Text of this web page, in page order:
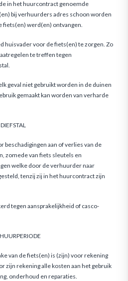
in het huur­contract genoemde
bij verhuurders adres schoon worden
fiets(en) werd(en) ontvangen.
huisvader voor de fiets(en) te zorgen. Zo
te treffen tegen
geval niet gebruikt worden in de duinen
gemaakt kan worden van verharde
beschadigingen aan of verlies van de
zomede van fiets sleutels en
welke door de verhuurder naar
tenzij zij in het huurcontract zijn
tegen aansprakelijkheid ­of casco-
van de fiets(en) is (zijn) voor rekening
zijn rekening alle kosten aan het gebruik
onderhoud en reparaties.